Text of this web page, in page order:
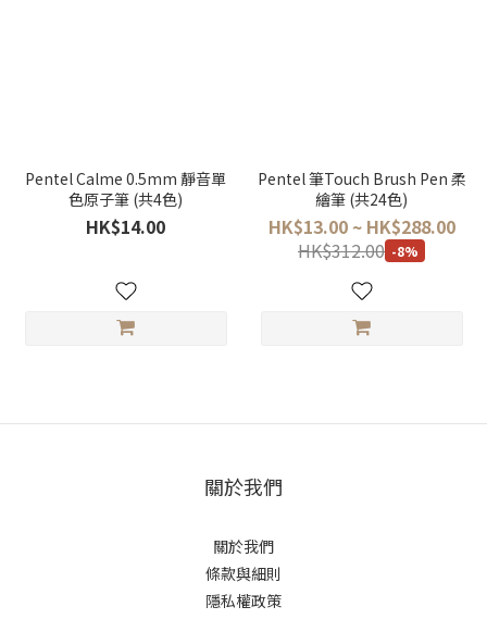
Pentel Calme 0.5mm 靜音單
色原子筆 (共4色)
HK$14.00
Pentel 筆Touch Brush Pen 柔
繪筆 (共24色)
HK$13.00 ~ HK$288.00
HK$312.00 -8%
關於我們
關於我們
條款與細則
隱私權政策